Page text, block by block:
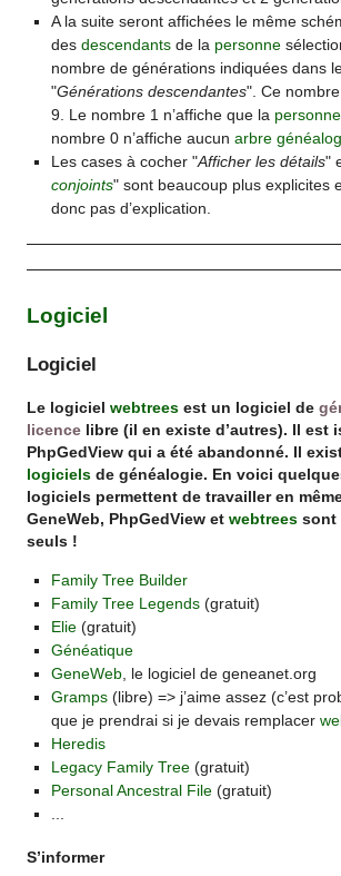
A la suite seront affichées le même
des descendantsde la personne
nombre de générations indiquées dans
"Générations descendantes". Ce
9. Le nombre 1 n’affiche que la personne
nombre 0 n’affiche aucun arbre
Les cases à cocher "Afficher les détails"
conjoints" sont beaucoup plus explicites
donc pas d’explication.
Logiciel
Logiciel
Le logicielwebtrees est un logiciel de
licence libre (il en existe d’autres). Il est
PhpGedView qui a été abandonné. Il
logiciels de généalogie. En voici
logiciels permettent de travailler en
GeneWeb, PhpGedView etwebtrees sont
seuls !
Family Tree Builder
Family Tree Legends(gratuit)
Elie(gratuit)
Généatique
GeneWeb, le logiciel de geneanet.org
Gramps(libre) => j’aime assez (c’est
que je prendrai si je devais remplacer
Heredis
Legacy Family Tree(gratuit)
Personal Ancestral File(gratuit)
S’informer